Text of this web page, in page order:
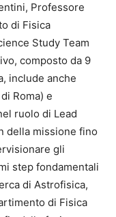
Professore
di Fisica
Study Team
composto da 9
include anche
Roma) e
ruolo di Lead
della missione fino
gli
step fondamentali
di Astrofisica,
di Fisica